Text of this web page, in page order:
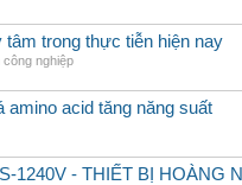
trong thực tiễn hiện nay
công nghiệp
amino acid tăng năng suất
1240V - THIẾT BỊ HOÀNG